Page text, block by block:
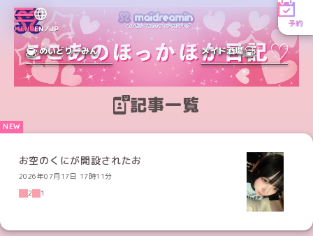
MENUEN／JP
予約
めいどりーみん メイド酒場
記事一覧
お空のくにが開設されたお
2026年07月17日 17時11分
2
1